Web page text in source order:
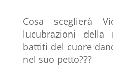
Cosa sceglierà
lucubrazioni
battiti del cuore
nel suo petto???